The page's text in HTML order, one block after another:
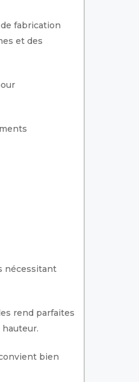
fabrication
et des
nécessitant
rend parfaites
bien